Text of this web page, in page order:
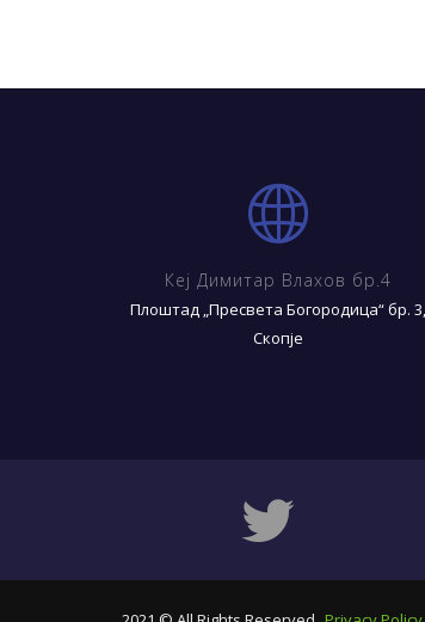
Кеј Димитар Влахов бр.4
Плоштад „Пресвета Богородица“ бр. 3,
Скопје